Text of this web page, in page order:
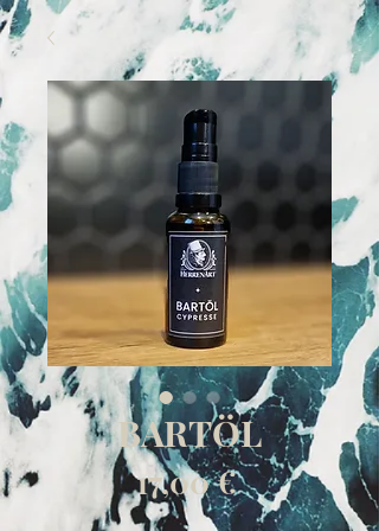
BARTÖL
17,00 €Preis